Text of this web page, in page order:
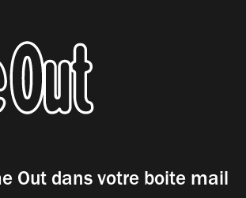
Out dans votre boite mail